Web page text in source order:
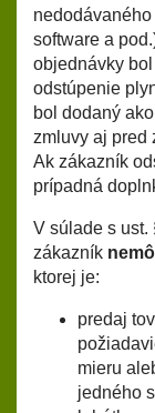
software a
objednávky
odstúpenie
bol dodaný
zmluvy aj pred
Ak zákazník
prípadná
V súlade s ust.
zákazník
ktorej je:
predaj
mieru
jedného